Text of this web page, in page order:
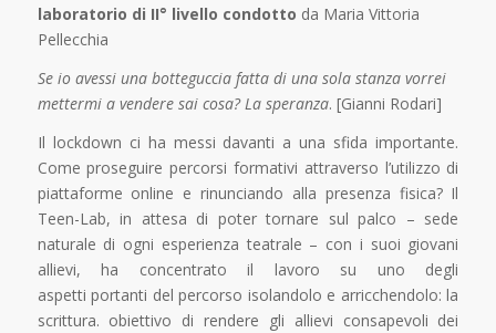
laboratorio di II° livello condotto da Maria Vittoria
Pellecchia
Se io avessi una botteguccia fatta di una sola stanza vorrei
mettermi a vendere sai cosa? La speranza. [Gianni Rodari]
Il lockdown ci ha messi davanti a una sfida importante.
Come proseguire percorsi formativi attraverso l’utilizzo di
piattaforme online e rinunciando alla presenza fisica? Il
Teen-Lab, in attesa di poter tornare sul palco – sede
naturale di ogni esperienza teatrale – con i suoi giovani
allievi, ha concentrato il lavoro su uno degli
aspetti portanti del percorso isolandolo e arricchendolo: la
scrittura. obiettivo di rendere gli allievi consapevoli dei